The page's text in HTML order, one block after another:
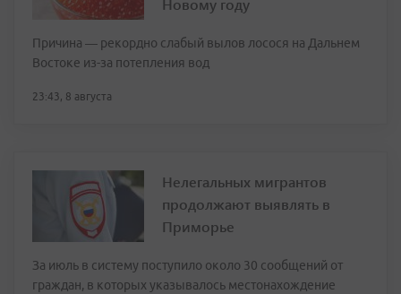
Новому году
Причина — рекордно слабый вылов лосося на Дальнем
Востоке из-за потепления вод
23:43, 8 августа
Нелегальных мигрантов
продолжают выявлять в
Приморье
За июль в систему поступило около 30 сообщений от
граждан, в которых указывалось местонахождение